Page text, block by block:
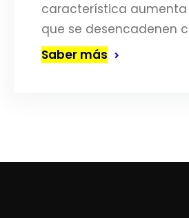
característica aumenta
que se desencadenen
Saber más